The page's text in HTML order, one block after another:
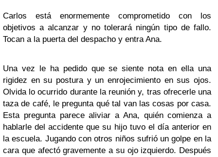
Carlos está enormemente comprometido con los
objetivos a alcanzar y no tolerará ningún tipo de fallo.
Tocan a la puerta del despacho y entra Ana.
Una vez le ha pedido que se siente nota en ella una
rigidez en su postura y un enrojecimiento en sus ojos.
Olvida lo ocurrido durante la reunión y, tras ofrecerle una
taza de café, le pregunta qué tal van las cosas por casa.
Esta pregunta parece aliviar a Ana, quién comienza a
hablarle del accidente que su hijo tuvo el día anterior en
la escuela. Jugando con otros niños sufrió un golpe en la
cara que afectó gravemente a su ojo izquierdo. Después